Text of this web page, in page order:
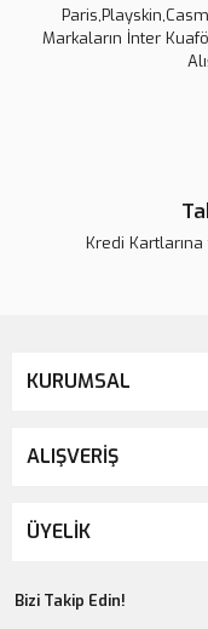
Markaların İnter
Kredi
KURUMSAL
ALIŞVERİŞ
ÜYELİK
Bizi Takip Edin!